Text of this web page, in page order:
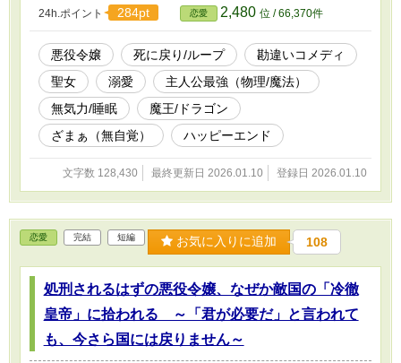
王までもが彼女の信者となり、リリアーナは意図せずして国を、そ
して世界を救う「最強の聖女」へと祭り上げられていく。 「お願
いだから、私を寝かせて！」 睡眠欲だけで運命（システム）さえ
もねじ伏せる、無気力悪役令嬢の痛快勘違いサクセス（？）ストー
リー！
24h.ポイント 284pt 恋愛 2,480 位 / 66,370件
悪役令嬢 死に戻り/ループ
勘違いコメディ
聖女
溺愛
主人公最強（物理/魔法）
無気力/睡眠
魔王/ドラゴン
ざまぁ（無自覚）
ハッピーエンド
文字数 128,430 最終更新日 2026.01.10 登録日 2026.01.10
恋愛 完結 短編 お気に入りに追加 108
処刑されるはずの悪役令嬢、なぜか敵国の「冷徹
皇帝」に拾われる ～「君が必要だ」と言われて
も、今さら国には戻りません～